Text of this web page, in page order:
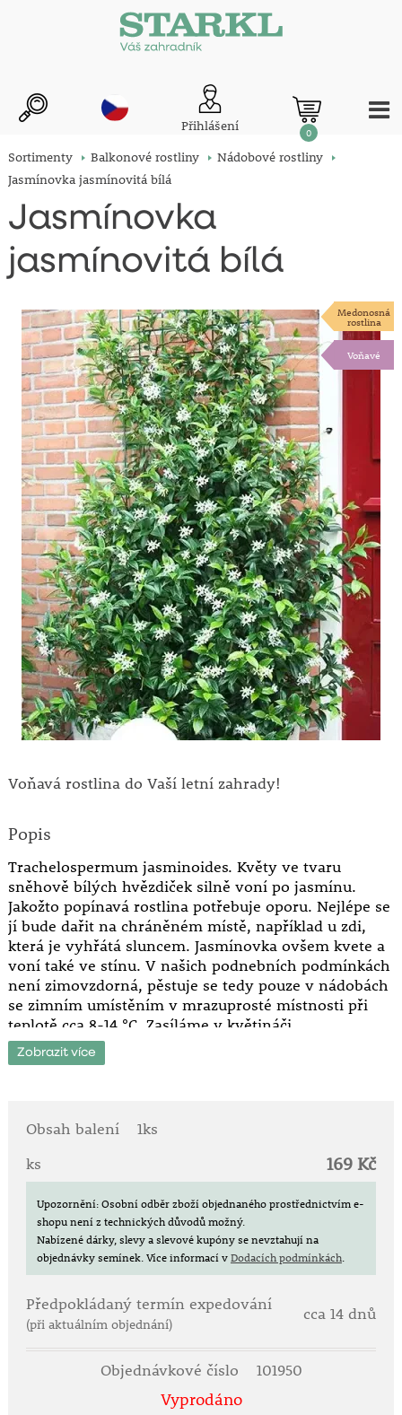
Přihlášení 0
Sortimenty Balkonové rostliny
Nádobové rostliny
Jasmínovka jasmínovitá bílá
Jasmínovka
jasmínovitá bílá
Medonosná
rostlina
Voňavé
Voňavá rostlina do Vaší letní zahrady!
Popis
Trachelospermum jasminoides. Květy ve tvaru
sněhově bílých hvězdiček silně voní po jasmínu.
Jakožto popínavá rostlina potřebuje oporu. Nejlépe se
jí bude dařit na chráněném místě, například u zdi,
která je vyhřátá sluncem. Jasmínovka ovšem kvete a
voní také ve stínu. V našich podnebních podmínkách
není zimovzdorná, pěstuje se tedy pouze v nádobách
se zimním umístěním v mrazuprosté místnosti při
teplotě cca 8-14 °C. Zasíláme v květináči.
Vyžaduje: plné slunce - polostín.
Velice atraktivní jsou především silně aromatické bílé
květy rozkvétající v létě.
Využívá se především jako nádobová rostlina.
Stanoviště by mělo být slunné či polostinné a
chráněné před větrem.
Zemina je vhodná jakákoli dobře propustná.
Ve vegetačním období zaléváme denně.
Od dubna do srpna přihnojujeme 1x týdně.
V průběhu vegetace od druhé poloviny května
Před příchodem prvních mrazíků umístíme rostlinu
do vnitřní bezmrazé místnosti s teplotou cca 8 °C.
Při přezimování zaléváme minimálně, pouze tak, aby
Zobrazit více
Obsah balení
1ks
ks
169 Kč
Upozornění: Osobní odběr zboží objednaného prostřednictvím e-
shopu není z technických důvodů možný.
Nabízené dárky, slevy a slevové kupóny se nevztahují na
objednávky semínek.Více informací vDodacích podmínkách.
Předpokládaný termín expedování
(při aktuálním objednání)
cca 14 dnů
Objednávkové číslo 101950
Vyprodáno